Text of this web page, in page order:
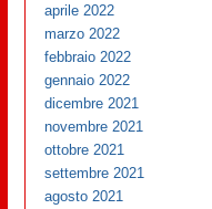
aprile 2022
marzo 2022
febbraio 2022
gennaio 2022
dicembre 2021
novembre 2021
ottobre 2021
settembre 2021
agosto 2021